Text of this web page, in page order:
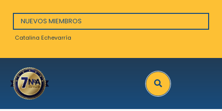
NUEVOS MIEMBROS
Catalina Echevarría
Search